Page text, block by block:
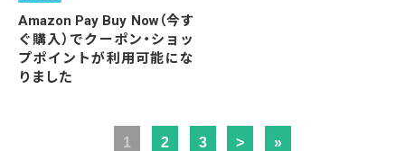
Amazon Pay Buy Now（今す
ぐ購入）でクーポン・ショッ
プポイントが利用可能にな
りました
1 2 3 > »